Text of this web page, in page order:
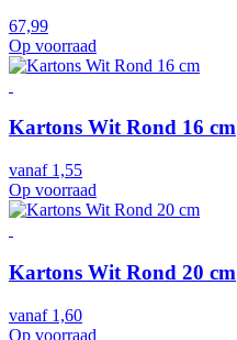
67,99
Op voorraad
Kartons Wit Rond 16 cm
vanaf 1,55
Op voorraad
Kartons Wit Rond 20 cm
vanaf 1,60
Op voorraad